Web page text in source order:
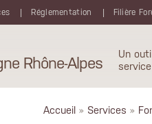
Réglementation Filière
Rhône-Alpes
Un
Accueil » Services »